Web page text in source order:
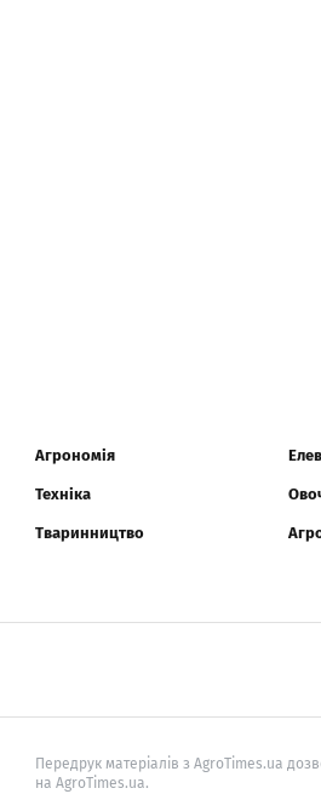
Агрономія
Техніка
Тваринництво
Передрук матеріалів з AgroTimes.ua
на AgroTimes.ua.